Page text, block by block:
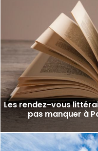
Les rendez-vous
pas manquer à